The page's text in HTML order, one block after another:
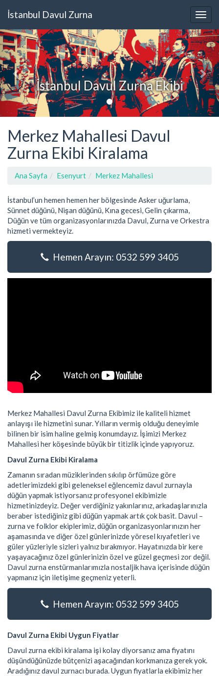
İstanbul Davul Zurna
İstanbul Davul Zurna Ekibi
Merkez Mahallesi Davul
Zurna Ekibi Kiralama
Ana Sayfa Esenyurt Merkez Mahallesi
İstanbul’un hemen hemen her bölgesinde Asker uğurlama,
Sünnet düğünü, Nişan düğünü, Kına gecesi, Gelin çıkarma,
Düğün ve tüm organizasyonlarınızda Davul, Zurna ve Orkestra
hizmeti vermekteyiz.
Hemen Arayın: 0532 599 3405
Merkez Mahallesi Davul Zurna Ekibimiz ile kaliteli hizmet
anlayışı ile hizmetini sunar. Yılların vermiş olduğu deneyimle
bilinen bir isim haline gelmiş konumdayız. İşimizi Merkez
Mahallesi her köşesinde büyük bir titizlik içinde yapıyoruz.
Davul Zurna Ekibi Kiralama
Zamanın sıradan müziklerinden sıkılıp örfümüze göre
adetlerimizdeki gibi geleneksel eğlencemiz davul zurnayla
düğün yapmak istiyorsanız profesyonel ekibimizle
hizmetinizdeyiz. Değer verdiğiniz yakınlarınız, arkadaşlarınızla
beraber istediğiniz gibi düğün yapmak artık çok basit. Davul –
zurna ve folklor ekiplerimiz, düğün organizasyonlarınızın her
aşamasında ve diğer özel günlerinizde yöresel kıyafetleri ve
güler yüzleriyle sizleri yalnız bırakmıyor. Hayatınızda bir kere
yaşayacağınız özel günlerinizin özel ve güzel geçmesi zor değil.
Davul zurna enstürmanlarımızla nostaljik hava içerisinde düğün
yapmanız için iletişime geçmeniz yeterli.
Hemen Arayın: 0532 599 3405
Davul Zurna Ekibi Uygun Fiyatlar
Davul zurna ekibi kiralama işi kolay diyorsanız ama fiyatını
düşündüğünüzde bütçenizi aşacağından korkmanıza gerek yok.
Aradığınız davul zurnacı burada. Uygun fiyatlarla ekibimiz her